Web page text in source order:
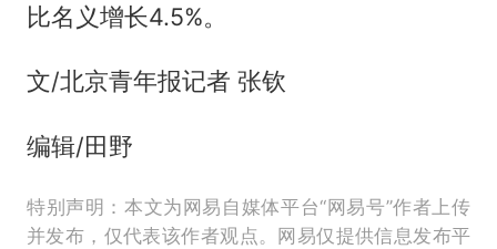
比名义增长4.5%。
文/北京青年报记者 张钦
编辑/田野
特别声明：本文为网易自媒体平台“网易号”作者上传
并发布，仅代表该作者观点。网易仅提供信息发布平